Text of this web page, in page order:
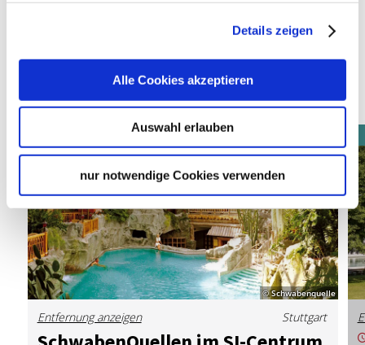
Details zeigen
Alle Cookies akzeptieren
Auswahl erlauben
nur notwendige Cookies verwenden
Weitere Thermen in Stuttgart
© Schwabenquelle
Entfernung anzeigen Stuttgart